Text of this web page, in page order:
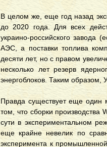
В целом же, еще год назад
до 2020 года. Для всех
украино-российского завода
АЭС, а поставки топлива
десяти лет, но с правом
несколько лет резерв
энергоблоков. Таким образом,
Правда существует еще один
том, что сборки
сути в экспериментальном
еще крайне невелик по
эксперимента к